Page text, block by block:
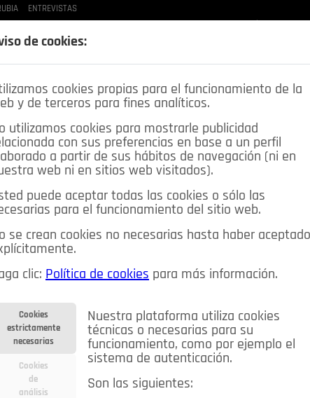
ENTREVISTAS
DEPORTES OPINIÓN IN SALUD 🔴 EN DIRECTO
MIS ANUNCIOS
de cookies:
cookies propias para el funcionamiento de la
y de terceros para fines analíticos.
utilizamos cookies para mostrarle publicidad
con sus preferencias en base a un perfil
a partir de sus hábitos de navegación (ni en
web ni en sitios web visitados).
puede aceptar todas las cookies o sólo las
para el funcionamiento del sitio web.
se crean cookies no necesarias hasta haber aceptado
clic: Política de cookies para más información.
Cookies
estrictamente
necesarias
Cookies
de
análisis
Nuestra plataforma utiliza cookies
técnicas o necesarias para su
funcionamiento, como por ejemplo el
sistema de autenticación.
Son las siguientes: